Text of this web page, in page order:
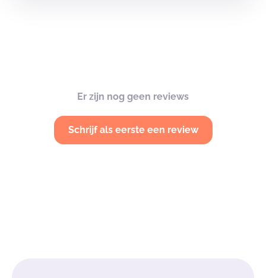
Er zijn nog geen reviews
Schrijf als eerste een review